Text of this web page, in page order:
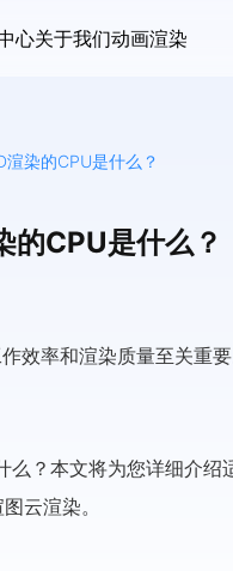
心关于我们动画渲染
染的CPU是什么？
的CPU是什么？
效率和渲染质量至关重
？本文将为您详细介绍
云渲染。